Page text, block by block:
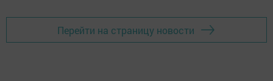
Перейти на страницу новости